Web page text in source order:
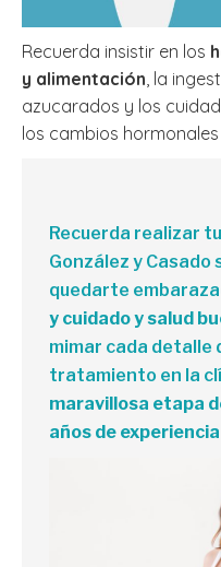
Recuerda insistir en los
y alimentación , la
azucarados y los
los cambios
Recuerda realizar
González y Casado
quedarte
y cuidado y salud
mimar cada detalle
tratamiento en la
maravillosa etapa
años de experiencia